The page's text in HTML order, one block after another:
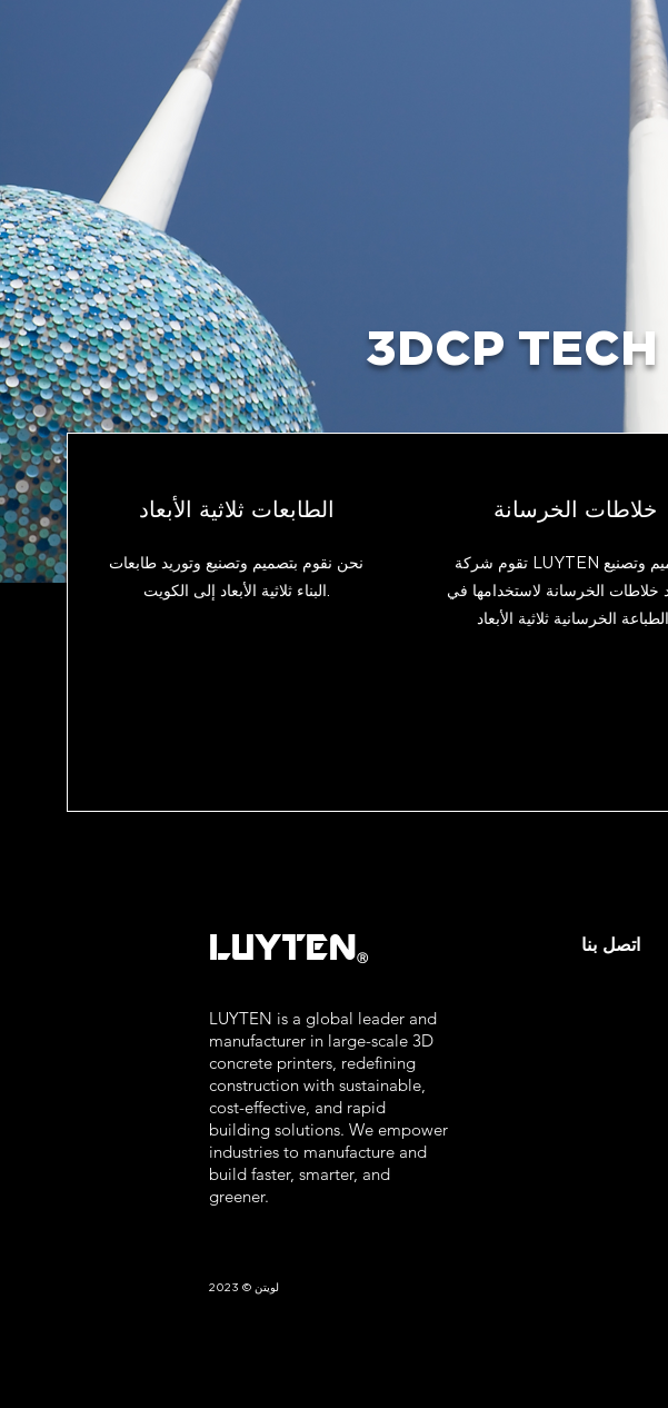
الطابعات ثلاثية الأبعاد
نحن نقوم بتصميم وتصنيع وتوريد طابعات
البناء ثلاثية الأبعاد إلى الكويت.
خلاطات الخرسانة
تقوم شركة LUYTEN بتصميم وتصنيع
خلاطات الخرسانة لاستخدامها في
LUYTENⓇ
LUYTEN is a global leader and
manufacturer in large-scale 3D
concrete printers, redefining
construction with sustainable,
cost-effective, and rapid
building solutions. We empower
industries to manufacture and
build faster, smarter, and
greener.
اتصل بنا
لويتن © 2023